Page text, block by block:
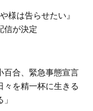
様は告らせたい』
信が決定
百合、緊急事態宣言
々を精一杯に生きる